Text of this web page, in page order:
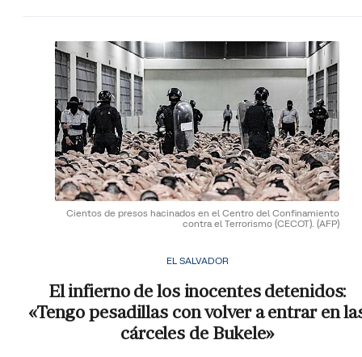
Cientos de presos hacinados en el Centro del Confinamiento
contra el Terrorismo (CECOT). (AFP)
EL SALVADOR
El infierno de los inocentes detenidos:
«Tengo pesadillas con volver a entrar en
cárceles de Bukele»